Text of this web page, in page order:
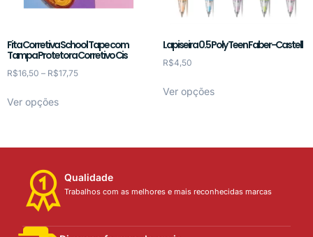
Fita Corretiva School Tape com
Tampa Protetora Corretivo Cis
R$16,50 – R$17,75
Ver opções
Lapiseira 0.5 Poly Teen Faber-Castell
R$4,50
Ver opções
Qualidade
Trabalhos com as melhores e mais reconhecidas marcas